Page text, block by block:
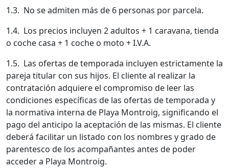
1.3. No se admiten más de 6 personas por parcela.
1.4. Los precios incluyen 2 adultos + 1 caravana, tienda
o coche casa + 1 coche o moto + I.V.A.
1.5. Las ofertas de temporada incluyen estrictamente la
pareja titular con sus hijos. El cliente al realizar la
contratación adquiere el compromiso de leer las
condiciones específicas de las ofertas de temporada y
la normativa interna de Playa Montroig, significando el
pago del anticipo la aceptación de las mismas. El cliente
deberá facilitar un listado con los nombres y grado de
parentesco de los acompañantes antes de poder
acceder a Playa Montroig.